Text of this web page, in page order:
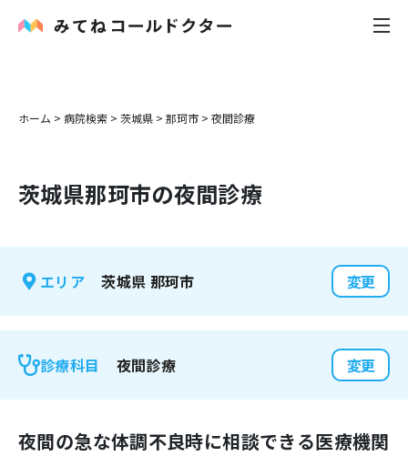
内科
花粉症
感染症
よくあるご質問
ホーム > 病院検索 > 茨城県 > 那珂市 > 夜間診療
茨城県那珂市の夜間診療
エリア 茨城県 那珂市 変更
診療科目 夜間診療 変更
夜間の急な体調不良時に相談できる医療機関